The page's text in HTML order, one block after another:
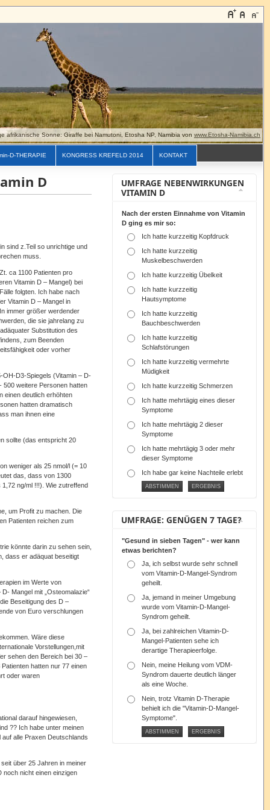
afrikanische Sonne: Giraffe bei Namutoni, Etosha NP, Namibia von www.Etosha-Namibia.ch
D-THERAPIE KONGRESS KREFELD 2014 KONTAKT
D
sind z.Teil so unrichtige und
muss.
ca 1100 Patienten pro
Vitamin D – Mangel) bei
folgten. Ich habe nach
Vitamin D – Mangel in
immer größer werdender
die sie jahrelang zu
Substitution des
zum Beenden
oder vorher
OH-D3-Spiegels (Vitamin – D-
500 weitere Personen hatten
einen deutlich erhöhten
hatten dramatisch
man ihnen eine
sollte (das entspricht 20
weniger als 25 nmol/l (= 10
das, dass von 1300
ng/ml !!!). Wie zutreffend
um Profit zu machen. Die
Patienten reichen zum
könnte darin zu sehen sein,
dass er adäquat beseitigt
im Werte von
Mangel mit „Osteomalazie“
Beseitigung des D –
von Euro verschlungen
Wäre diese
Vorstellungen,mit
sehen den Bereich bei 30 –
hatten nur 77 einen
oder waren
darauf hingewiesen,
?? Ich habe unter meinen
alle Praxen Deutschlands
über 25 Jahren in meiner
noch nicht einen einzigen
UMFRAGE NEBENWIRKUNGEN
VITAMIN D
Nach der ersten Einnahme von Vitamin
D ging es mir so:
Ich hatte kurzzeitig Kopfdruck
Ich hatte kurzzeitig
Muskelbeschwerden
Ich hatte kurzzeitig Übelkeit
Ich hatte kurzzeitig
Hautsymptome
Ich hatte kurzzeitig
Bauchbeschwerden
Ich hatte kurzzeitig
Schlafstörungen
Ich hatte kurzzeitig vermehrte
Müdigkeit
Ich hatte kurzzeitig Schmerzen
Ich hatte mehrtägig eines dieser
Symptome
Ich hatte mehrtägig 2 dieser
Symptome
Ich hatte mehrtägig 3 oder mehr
dieser Symptome
Ich habe gar keine Nachteile erlebt
UMFRAGE: GENÜGEN 7 TAGE?
"Gesund in sieben Tagen" - wer kann
etwas berichten?
Ja, ich selbst wurde sehr schnell
vom Vitamin-D-Mangel-Syndrom
geheilt.
Ja, jemand in meiner Umgebung
wurde vom Vitamin-D-Mangel-
Syndrom geheilt.
Ja, bei zahlreichen Vitamin-D-
Mangel-Patienten sehe ich
derartige Therapieerfolge.
Nein, meine Heilung vom VDM-
Syndrom dauerte deutlich länger
als eine Woche.
Nein, trotz Vitamin D-Therapie
behielt ich die "Vitamin-D-Mangel-
Symptome".